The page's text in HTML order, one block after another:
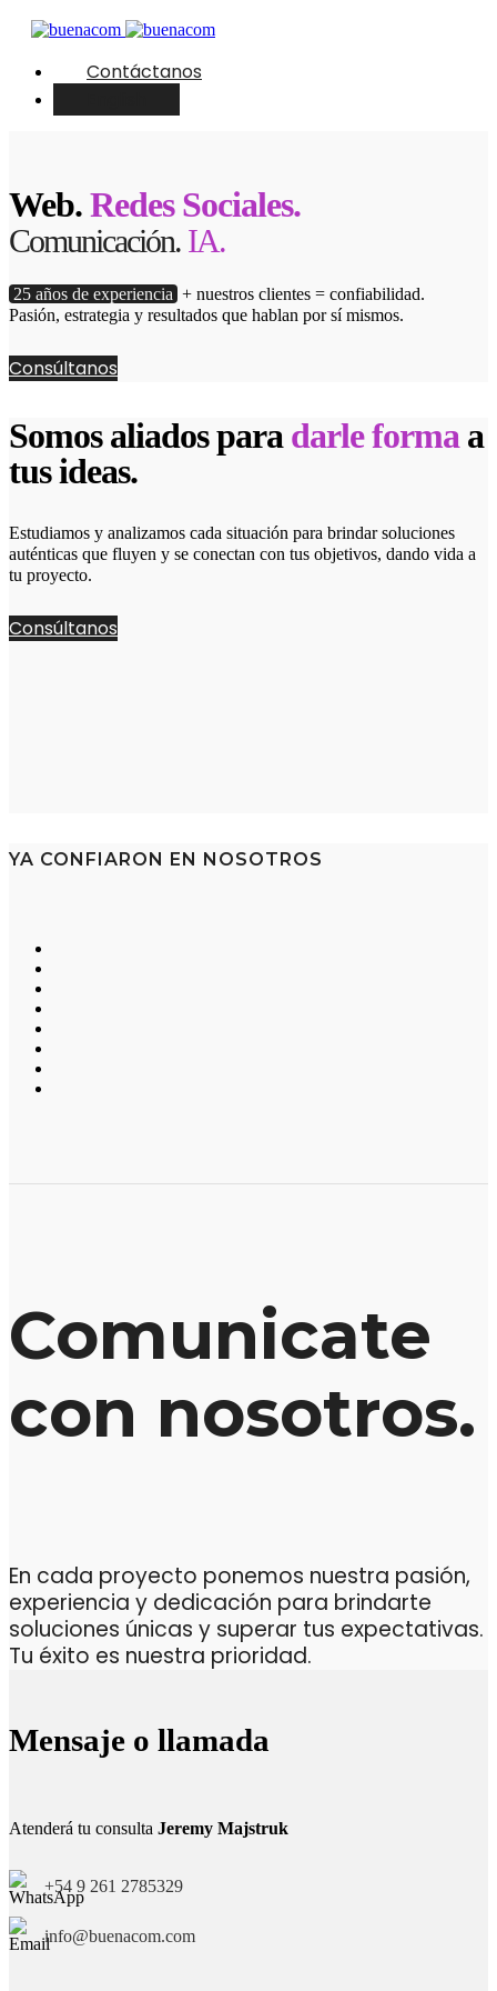
Contáctanos
Web.Redes Sociales.
Comunicación. IA.
25 años de experiencia + nuestros clientes = confiabilidad.
Pasión, estrategia y resultados que hablan por sí mismos.
Consúltanos
Somos aliados para darle forma a
tus ideas.
Estudiamos y analizamos cada situación para brindar soluciones
auténticas que fluyen y se conectan con tus objetivos, dando vida a
tu proyecto.
Consúltanos
YA CONFIARON EN NOSOTROS
Comunicate
con nosotros.
En cada proyecto ponemos nuestra pasión,
experiencia y dedicación para brindarte
soluciones únicas y superar tus expectativas.
Tu éxito es nuestra prioridad.
Mensaje o llamada
Atenderá tu consulta Jeremy Majstruk
+54 9 261 2785329
info@buenacom.com